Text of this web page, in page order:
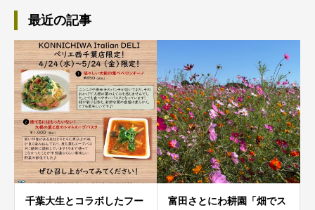
最近の記事
千葉大生とコラボしたフー
富田さとにわ耕園「畑でス